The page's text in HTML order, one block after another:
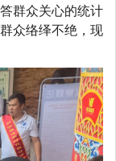
群众关心的统计
众络绎不绝，现